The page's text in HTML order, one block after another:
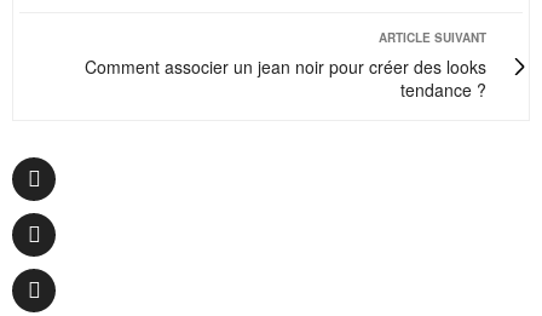
ARTICLE SUIVANT
Comment associer un jean noir pour créer des looks
tendance ?